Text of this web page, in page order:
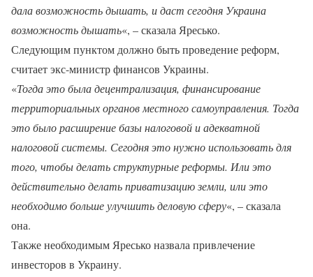
дала возможность дышать, и даст сегодня Украина
возможность дышать«, – сказала Яресько.
Следующим пунктом должно быть проведение реформ,
считает экс-министр финансов Украины.
«Тогда это была децентрализация, финансирование
территориальных органов местного самоуправления. Тогда
это было расширение базы налоговой и адекватной
налоговой системы. Сегодня это нужно использовать для
того, чтобы делать структурные реформы. Или это
действительно делать приватизацию земли, или это
необходимо больше улучшить деловую сферу«, – сказала
она.
Также необходимым Яресько назвала привлечение
инвесторов в Украину.